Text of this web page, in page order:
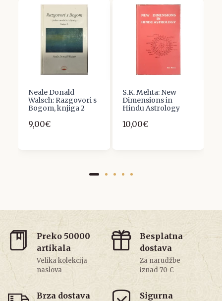
Neale Donald
Walsch: Razgovori s
Bogom, knjiga 2
9,00€
S.K. Mehta: New
Dimensions in
Hindu Astrology
10,00€
Preko 50000
artikala
Velika kolekcija
naslova
Besplatna
dostava
Za narudžbe
iznad 70 €
Brza dostava Sigurna